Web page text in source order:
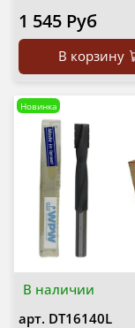
1 545 Руб
В корзину
В наличии
Новинка
арт. DT16140L